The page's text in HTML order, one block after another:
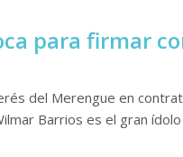
para firmar
del Merengue en
Barrios es el gran